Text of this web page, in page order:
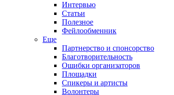
Интервью
Статьи
Полезное
Фейлообменник
Еще
Партнерство и спонсорство
Благотворительность
Ошибки организаторов
Площадки
Спикеры и артисты
Волонтеры